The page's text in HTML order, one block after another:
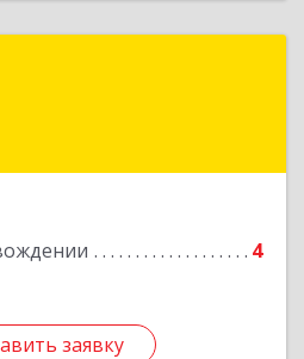
4
заявку
край, Тихорецкий р-н,
Подробнее
заявку